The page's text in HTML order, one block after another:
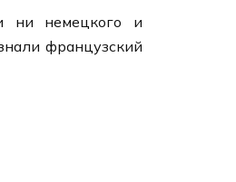
ни немецкого и
французский